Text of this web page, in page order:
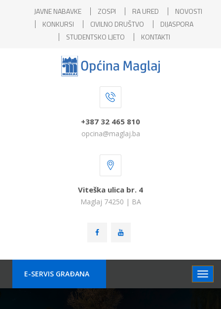
JAVNE NABAVKE ZOSPI RA URED
NOVOSTI
KONKURSI
CIVILNO DRUŠTVO
DIJASPORA
STUDENTSKO LJETO
KONTAKTI
+387 32 465 810
opcina@maglaj.ba
Viteška ulica br. 4
Maglaj 74250 | BA
E-SERVIS GRAÐANA